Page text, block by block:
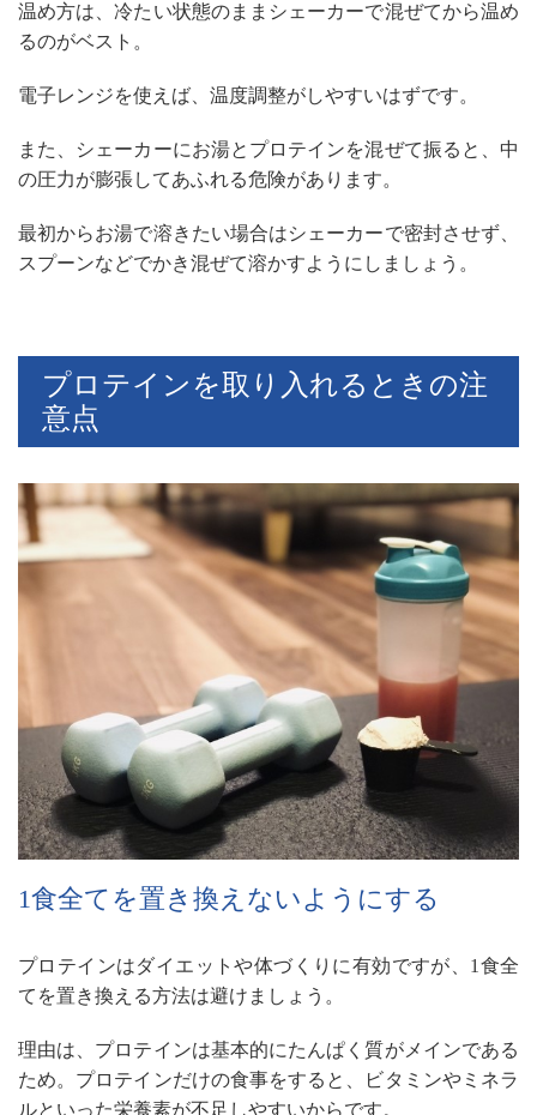
温め方は、冷たい状態のままシェーカーで混ぜてから温め
るのがベスト。
電子レンジを使えば、温度調整がしやすいはずです。
また、シェーカーにお湯とプロテインを混ぜて振ると、中
の圧力が膨張してあふれる危険があります。
最初からお湯で溶きたい場合はシェーカーで密封させず、
スプーンなどでかき混ぜて溶かすようにしましょう。
プロテインを取り入れるときの注
意点
1食全てを置き換えないようにする
プロテインはダイエットや体づくりに有効ですが、1食全
てを置き換える方法は避けましょう。
理由は、プロテインは基本的にたんぱく質がメインである
ため。プロテインだけの食事をすると、ビタミンやミネラ
ルといった栄養素が不足しやすいからです。